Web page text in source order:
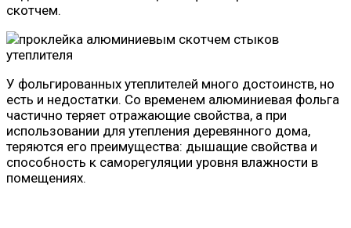
скотчем.
У фольгированных утеплителей много достоинств, но
есть и недостатки. Со временем алюминиевая фольга
частично теряет отражающие свойства, а при
использовании для утепления деревянного дома,
теряются его преимущества: дышащие свойства и
способность к саморегуляции уровня влажности в
помещениях.